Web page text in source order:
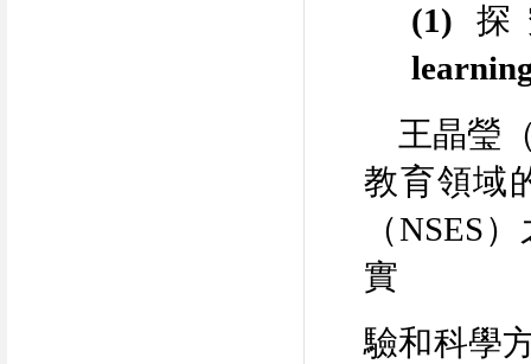
(1)
王晶瑩
教育領域
（NSES
實
驗和科學